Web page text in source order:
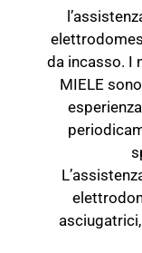
da incasso. I
MIELE